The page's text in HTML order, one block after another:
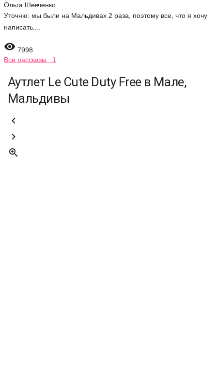
Ольга Шевченко
Уточню: мы были на Мальдивах 2 раза, поэтому все, что я хочу
написать,...
 7998
Все рассказы 1
Аутлет Le Cute Duty Free в Мале,
Мальдивы


